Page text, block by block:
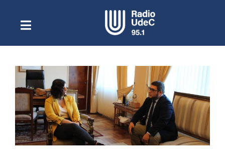
contenidoToggle
NavigationEscuchar Radio UdeC en vivo
Quiénes Somos
Programación
Podcast
Noticias